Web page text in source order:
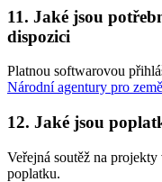
11. Jaké jsou
dispozici
Platnou softwarovou
Národní agentury pro
12. Jaké jsou
Veřejná soutěž na
poplatku.